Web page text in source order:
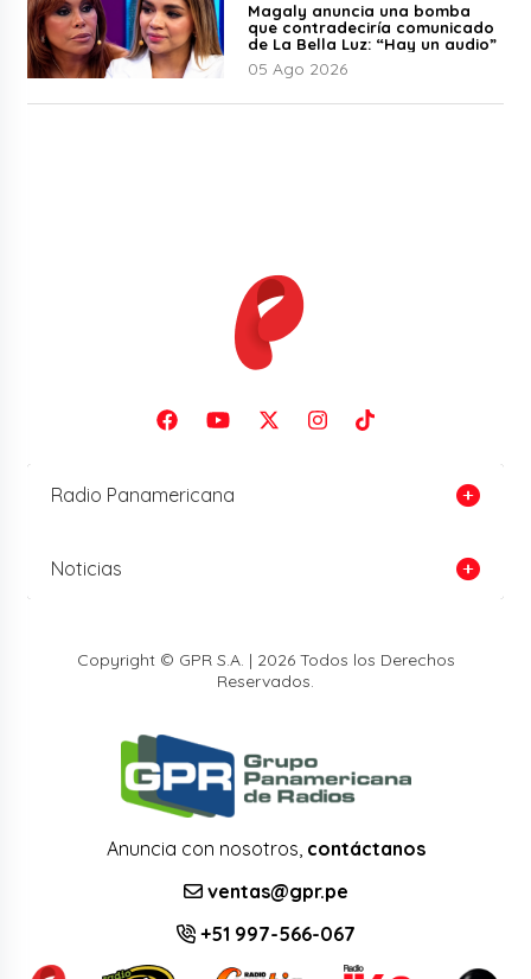
Magaly anuncia una bomba
que contradeciría comunicado
de La Bella Luz: “Hay un audio”
05 Ago 2026
Radio Panamericana
Noticias
Copyright © GPR S.A. | 2026 Todos los Derechos
Reservados.
Anuncia con nosotros, contáctanos
ventas@gpr.pe
+51 997-566-067